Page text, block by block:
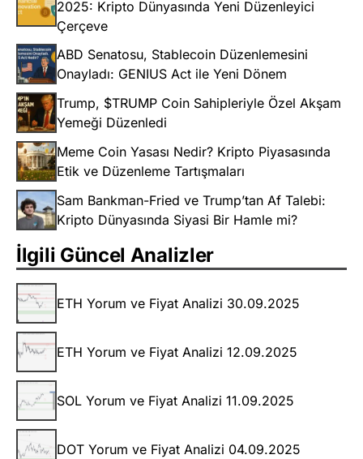
2025: Kripto Dünyasında Yeni Düzenleyici
Çerçeve
ABD Senatosu, Stablecoin Düzenlemesini
Onayladı: GENIUS Act ile Yeni Dönem
Trump, $TRUMP Coin Sahipleriyle Özel Akşam
Yemeği Düzenledi
Meme Coin Yasası Nedir? Kripto Piyasasında
Etik ve Düzenleme Tartışmaları
Sam Bankman-Fried ve Trump’tan Af Talebi:
Kripto Dünyasında Siyasi Bir Hamle mi?
İlgili Güncel Analizler
ETH Yorum ve Fiyat Analizi 30.09.2025
ETH Yorum ve Fiyat Analizi 12.09.2025
SOL Yorum ve Fiyat Analizi 11.09.2025
DOT Yorum ve Fiyat Analizi 04.09.2025